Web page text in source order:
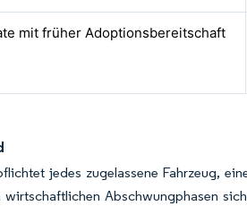
mit früher Adoptionsbereitschaft
jedes zugelassene Fahrzeug,
Abschwungphasen